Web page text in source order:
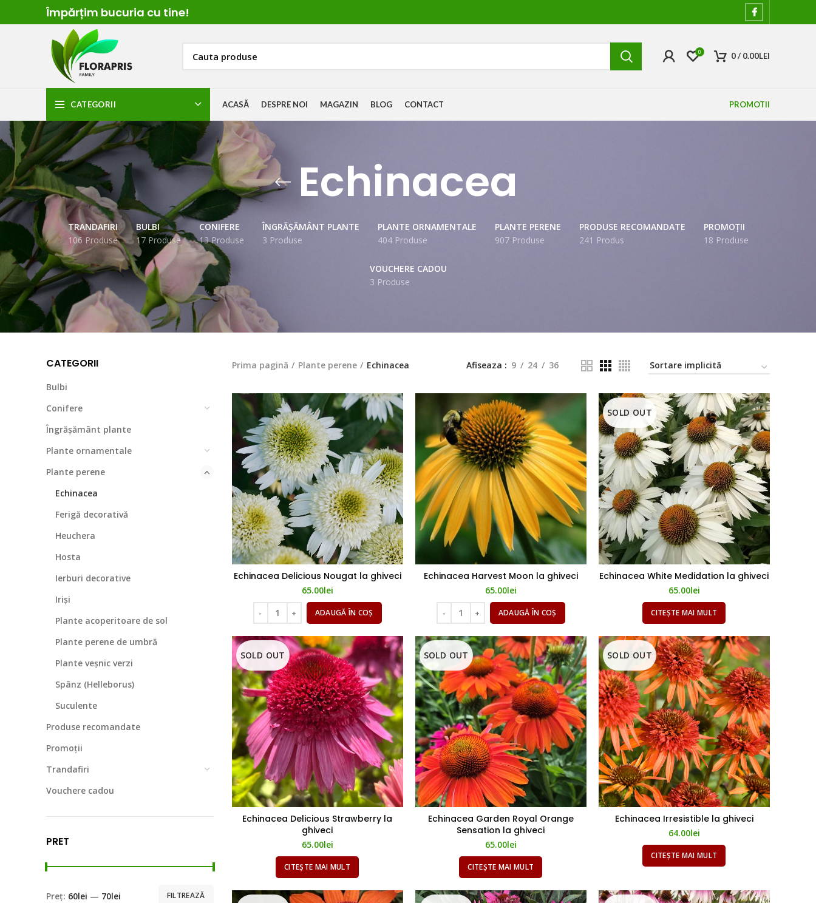
Împărțim bucuria cu tine!
0 0/ 0.00LEI
CATEGORII ACASĂ DESPRE NOI MAGAZIN BLOG CONTACT PROMOTII
Echinacea
TRANDAFIRI
106 Produse
BULBI
17 Produse
CONIFERE
13 Produse
ÎNGRĂȘĂMÂNT PLANTE
3 Produse
PLANTE ORNAMENTALE
404 Produse
PLANTE PERENE
907 Produse
PRODUSE RECOMANDATE
241 Produs
PROMOȚII
18 Produse
VOUCHERE CADOU
3 Produse
CATEGORII
Bulbi
Conifere
Îngrășământ plante
Plante ornamentale
Plante perene
Echinacea
Ferigă decorativă
Heuchera
Hosta
Ierburi decorative
Iriși
Plante acoperitoare de sol
Plante perene de umbră
Plante veșnic verzi
Spânz (Helleborus)
Suculente
Produse recomandate
Promoții
Trandafiri
Vouchere cadou
PRET
FILTREAZĂ
Preț: 60lei — 70lei
Prima pagină Plante perene Echinacea Afiseaza 9 24 36
Echinacea Delicious Nougat la ghiveci
65.00lei
ADAUGĂ ÎN COȘ
Echinacea Harvest Moon la ghiveci
65.00lei
ADAUGĂ ÎN COȘ
SOLD OUT
Echinacea White Medidation la ghiveci
65.00lei
CITEȘTE MAI MULT
SOLD OUT
Echinacea Delicious Strawberry la
ghiveci
65.00lei
CITEȘTE MAI MULT
SOLD OUT
Echinacea Garden Royal Orange
Sensation la ghiveci
65.00lei
CITEȘTE MAI MULT
SOLD OUT
Echinacea Irresistible la ghiveci
64.00lei
CITEȘTE MAI MULT